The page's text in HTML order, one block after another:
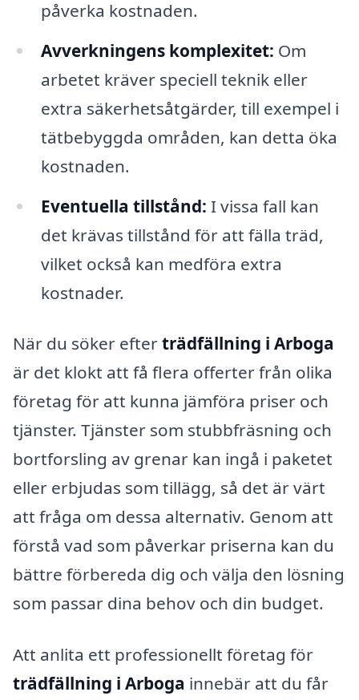
påverka kostnaden.
Avverkningens komplexitet: Om
arbetet kräver speciell teknik eller
extra säkerhetsåtgärder, till exempel i
tätbebyggda områden, kan detta öka
kostnaden.
Eventuella tillstånd: I vissa fall kan
det krävas tillstånd för att fälla träd,
vilket också kan medföra extra
kostnader.
När du söker efterträdfällning i Arboga
är det klokt att få flera offerter från olika
företag för att kunna jämföra priser och
tjänster. Tjänster som stubbfräsning och
bortforsling av grenar kan ingå i paketet
eller erbjudas som tillägg, så det är värt
att fråga om dessa alternativ. Genom att
förstå vad som påverkar priserna kan du
bättre förbereda dig och välja den lösning
som passar dina behov och din budget.
Att anlita ett professionellt företag för
trädfällning i Arboga innebär att du får